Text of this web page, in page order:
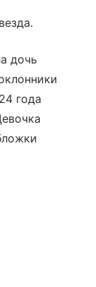
дочь
года